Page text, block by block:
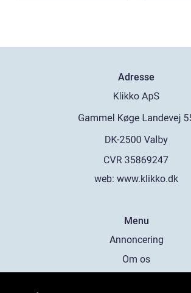
Adresse
web: www.klikko.dk
Menu
Annoncering
Om os